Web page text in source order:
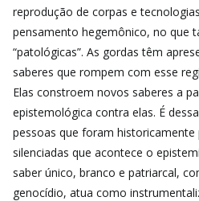
reprodução de corpas e
pensamento hegemônico, no que
“patológicas”. As gordas têm
saberes que rompem com esse
Elas constroem novos saberes a
epistemológica contra elas. É
pessoas que foram
silenciadas que acontece o
saber único, branco e patriarcal,
genocídio, atua como